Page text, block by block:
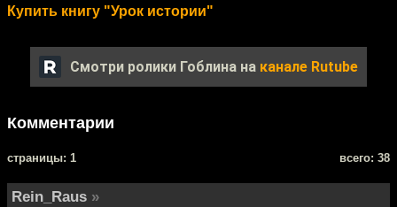
Купить книгу "Урок истории"
Смотри ролики Гоблина на канале Rutube
Комментарии
cтраницы: 1 всего: 38
Rein_Raus »